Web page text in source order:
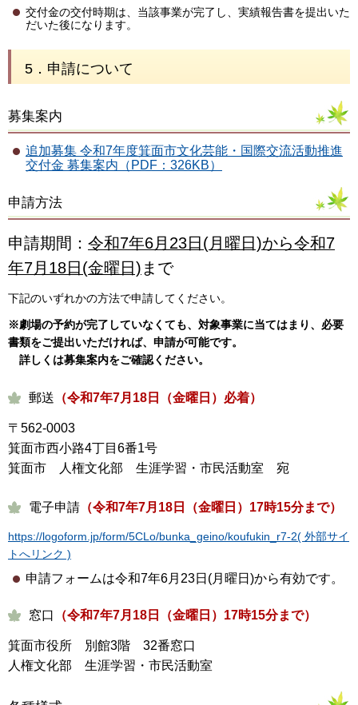
交付金の交付時期は、当該事業が完了し、実績報告書を提出いた
だいた後になります。
5．申請について
募集案内
追加募集 令和7年度箕面市文化芸能・国際交流活動推進
交付金 募集案内（PDF：326KB）
申請方法
申請期間： 令和7年6月23日(月曜日)から令和7
年7月18日(金曜日) まで
下記のいずれかの方法で申請してください。
※劇場の予約が完了していなくても、対象事業に当てはまり、必要
書類をご提出いただければ、申請が可能です。
詳しくは募集案内をご確認ください。
郵送 （令和7年7月18日（金曜日）必着）
〒562-0003
箕面市西小路4丁目6番1号
箕面市 人権文化部 生涯学習・市民活動室 宛
電子申請 （令和7年7月18日（金曜日）17時15分まで）
https://logoform.jp/form/5CLo/bunka_geino/koufukin_r7-2( 外部サイ
トへリンク )
申請フォームは令和7年6月23日(月曜日)から有効です。
窓口 （令和7年7月18日（金曜日）17時15分まで）
箕面市役所 別館3階 32番窓口
人権文化部 生涯学習・市民活動室